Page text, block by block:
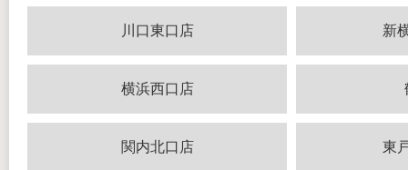
川口東口店 新
横浜西口店
関内北口店 東